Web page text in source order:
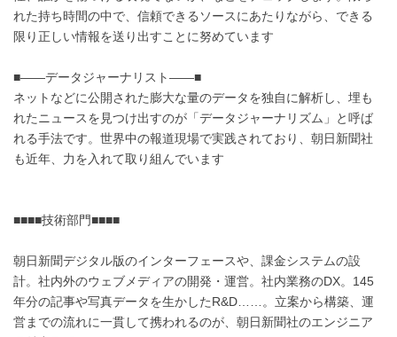
れた持ち時間の中で、信頼できるソースにあたりながら、できる
限り正しい情報を送り出すことに努めています
■――データジャーナリスト――■
ネットなどに公開された膨大な量のデータを独自に解析し、埋も
れたニュースを見つけ出すのが「データジャーナリズム」と呼ば
れる手法です。世界中の報道現場で実践されており、朝日新聞社
も近年、力を入れて取り組んでいます
■■■■技術部門■■■■
朝日新聞デジタル版のインターフェースや、課金システムの設
計。社内外のウェブメディアの開発・運営。社内業務のDX。145
年分の記事や写真データを生かしたR&D……。立案から構築、運
営までの流れに一貫して携われるのが、朝日新聞社のエンジニア